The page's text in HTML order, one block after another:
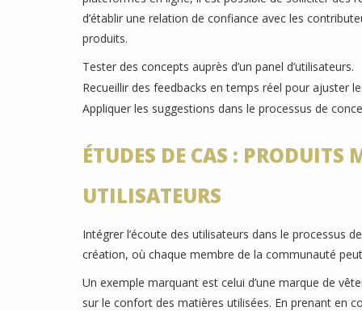
d’établir une relation de confiance avec les
produits.
Tester des concepts auprès d’un panel d’utilisateurs.
Recueillir des feedbacks en temps réel pour ajuster
Appliquer les suggestions dans le processus de
ÉTUDES DE CAS : PRODUITS
UTILISATEURS
Intégrer l’écoute des utilisateurs dans le processus
création, où chaque membre de la communauté
Un exemple marquant est celui d’une marque de
sur le confort des matières utilisées. En prenant en